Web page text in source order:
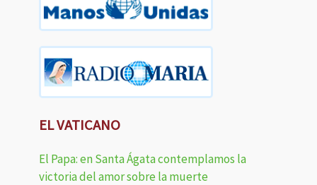
EL VATICANO
El Papa: en Santa Ágata contemplamos la
victoria del amor sobre la muerte